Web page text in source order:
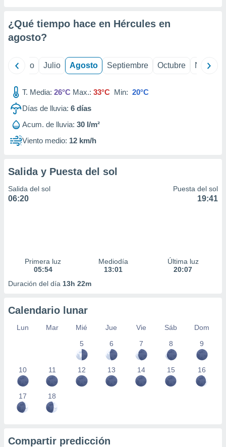
e
mediante
publicidad
publicidad
de
1199
¿Qué tiempo hace en Hércules en
agosto?
Junio Julio Agosto Septiembre Octubre
T. Media: 26°C Max.: 33°C Min: 20°C
Días de lluvia: 6 días
Acum. de lluvia: 30 l/m²
Viento medio: 12 km/h
Salida y Puesta del sol
Salida del sol
06:20
Puesta del sol
19:41
Primera luz
05:54
Mediodía
13:01
Última luz
20:07
Duración del día 13h 22m
Calendario lunar
Lun Mar Mié Jue Vie Sáb
Dom
5
6 7 8 9
10 11 12 13 14 15 16
17 18
Compartir predicción